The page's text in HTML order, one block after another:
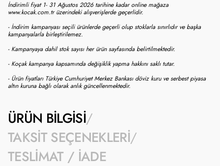
İndirimli fiyat 1- 31 Ağustos 2026 tarihine kadar online mağaza
www.kocak.com.tr üzerindeki alışverişlerde geçerlidir.
- İndirim kampanyası seçili ürünlerde geçerli olup stoklarla sınırlıdır ve başka
kampanyalarla birleştirilemez.
- Kampanyaya dahil stok sayısı her ürün sayfasında belirtilmektedir.
- Koçak kampanya kapsamında değişiklik yapma hakkını saklı tutar.
- Ürün fiyatları Türkiye Cumhuriyet Merkez Bankası döviz kuru ve serbest piyasa
altın kuruna bağlı olarak anlık güncellenmektedir.
ÜRÜN BILGISI
TAKSIT SEÇENEKLERI
TESLIMAT / İADE